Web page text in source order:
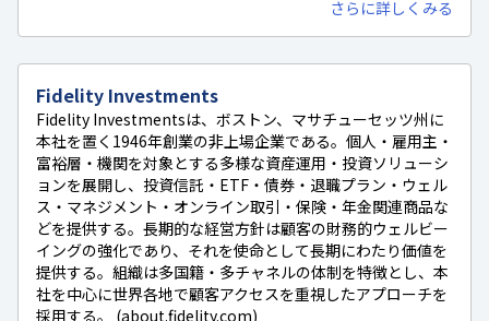
さらに詳しくみる
Fidelity Investments
Fidelity Investmentsは、ボストン、マサチューセッツ州に
本社を置く1946年創業の非上場企業である。個人・雇用主・
富裕層・機関を対象とする多様な資産運用・投資ソリューシ
ョンを展開し、投資信託・ETF・債券・退職プラン・ウェル
ス・マネジメント・オンライン取引・保険・年金関連商品な
どを提供する。長期的な経営方針は顧客の財務的ウェルビー
イングの強化であり、それを使命として長期にわたり価値を
提供する。組織は多国籍・多チャネルの体制を特徴とし、本
社を中心に世界各地で顧客アクセスを重視したアプローチを
採用する。 (about.fidelity.com)